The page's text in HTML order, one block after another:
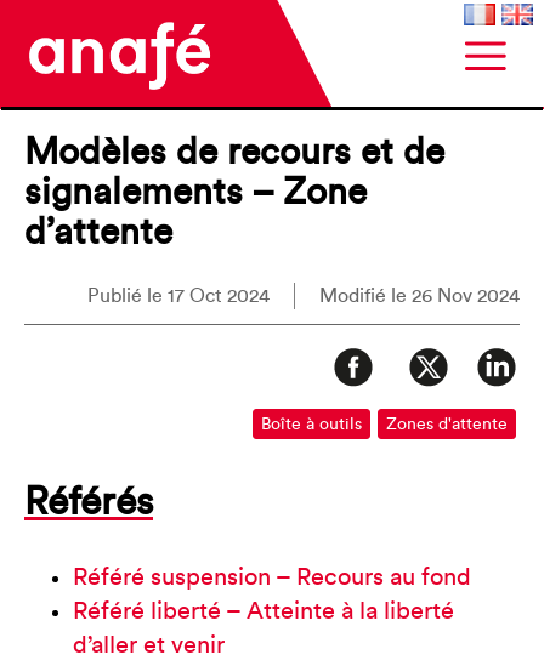
Modèles de recours et de
signalements – Zone
d’attente
Publié le 17 Oct 2024 Modifié le 26 Nov 2024
Boîte à outils Zones d'attente
Référés
Référé suspension – Recours au fond
Référé liberté – Atteinte à la liberté
d’aller et venir